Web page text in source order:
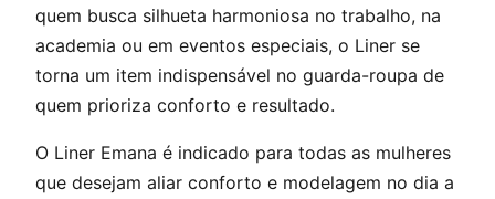
quem busca silhueta harmoniosa no trabalho, na
academia ou em eventos especiais, o Liner se
torna um item indispensável no guarda-roupa de
quem prioriza conforto e resultado.
O Liner Emana é indicado para todas as mulheres
que desejam aliar conforto e modelagem no dia a